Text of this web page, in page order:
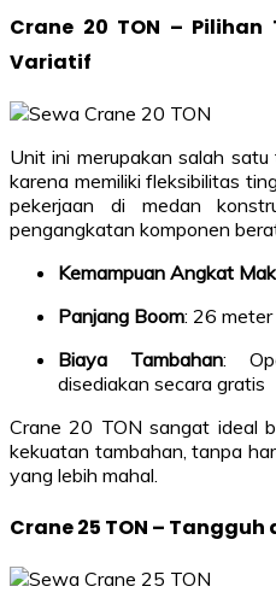
Crane 20 TON –
Variatif
Unit ini merupakan salah
karena memiliki fleksibilitas
pekerjaan di medan
pengangkatan komponen
Kemampuan Angkat
Panjang Boom: 26 meter
Biaya Tambahan:
disediakan secara gratis
Crane 20 TON sangat ideal
kekuatan tambahan, tanpa
yang lebih mahal.
Crane 25 TON –